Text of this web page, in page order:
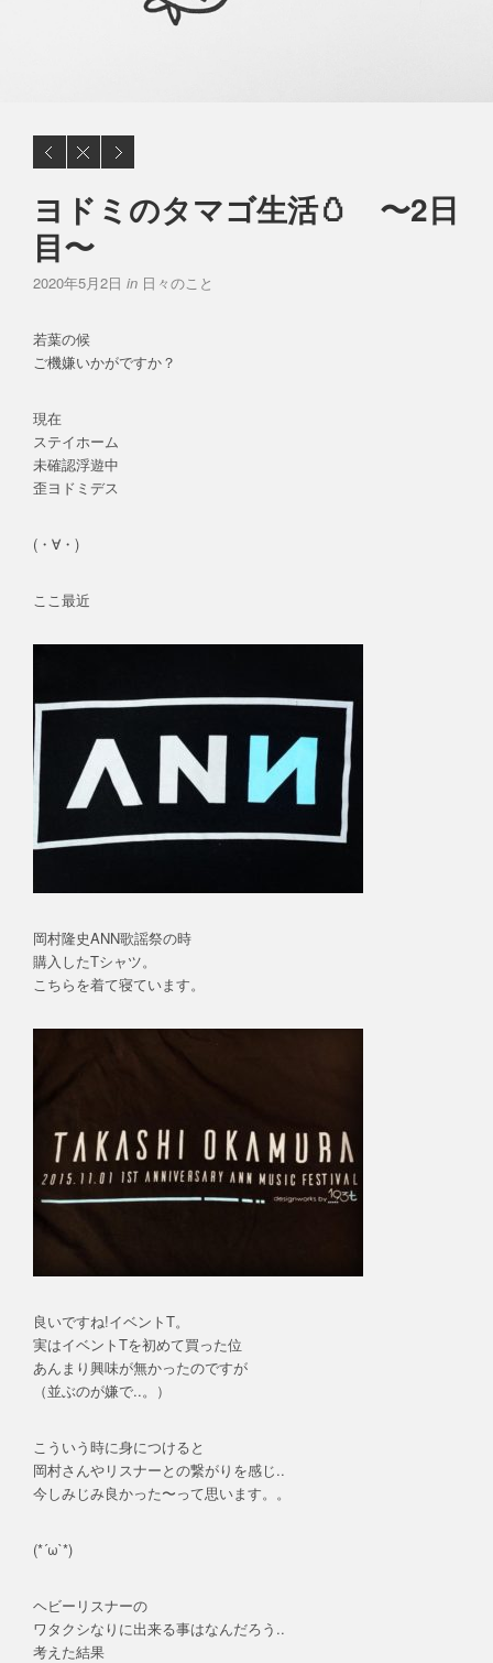
ヨドミのタマゴ生活🥚 〜2日
目〜
2020年5月2日 in 日々のこと
若葉の候
ご機嫌いかがですか？
現在
ステイホーム
未確認浮遊中
歪ヨドミデス
(・∀・)
ここ最近
岡村隆史ANN歌謡祭の時
購入したTシャツ。
こちらを着て寝ています。
良いですね!イベントT。
実はイベントTを初めて買った位
あんまり興味が無かったのですが
（並ぶのが嫌で..。）
こういう時に身につけると
岡村さんやリスナーとの繋がりを感じ..
今しみじみ良かった〜って思います。。
(*´ω`*)
ヘビーリスナーの
ワタクシなりに出来る事はなんだろう..
考えた結果